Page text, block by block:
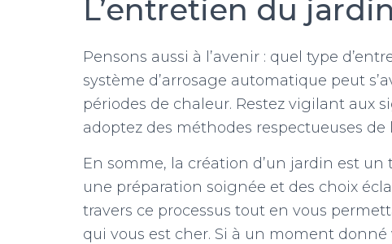
L’entretien du jardin
Pensons aussi à l’avenir : quel type
système d’arrosage automatique peut
périodes de chaleur. Restez vigilant aux
adoptez des méthodes respectueuses de
En somme, la création d’un jardin est
une préparation soignée et des choix
travers ce processus tout en vous
qui vous est cher. Si à un moment donné